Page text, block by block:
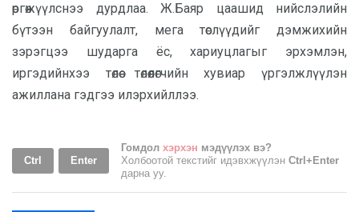
өргөжүүлснээ дурдлаа. Ж.Баяр цаашид нийслэлийн
бүтээн байгуулалт, мега төслүүдийг дэмжихийн
зэрэгцээ шударга ёс, хариуцлагыг эрхэмлэн,
иргэдийнхээ төлөө төлөөлөгчийн хувиар үргэлжлүүлэн
ажиллана гэдгээ илэрхийллээ.
Ctrl Enter
Гомдол хэрхэн мэдүүлэх вэ?
Холбоотой текстийг идэвхжүүлэн Ctrl+Enter
дарна уу.